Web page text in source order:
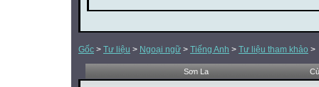
Gốc > Tư liệu > Ngoại ngữ > Tiếng Anh > Tư liệu tham khảo >
Sơn La